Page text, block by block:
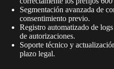
Segmentación avanzada de
consentimiento previo.
Registro automatizado de
de autorizaciones.
Soporte técnico y
plazo legal.